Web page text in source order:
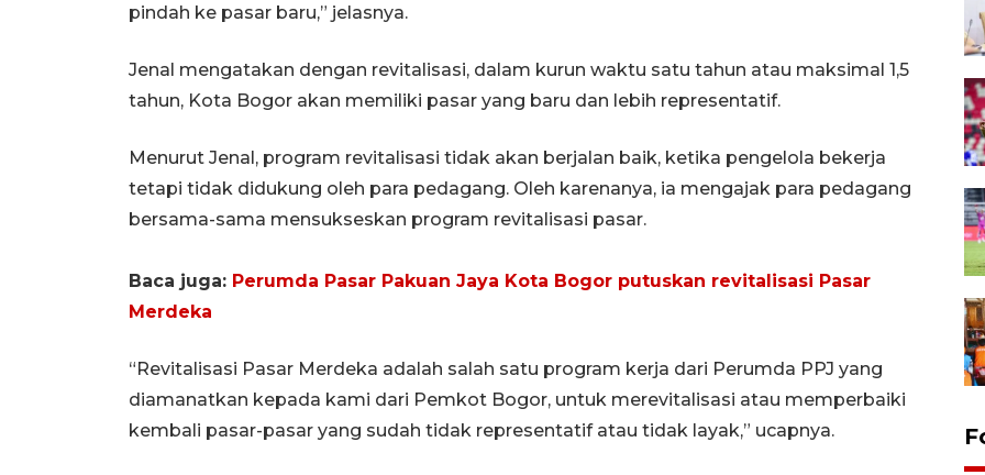
pindah ke pasar baru,” jelasnya.
Jenal mengatakan dengan revitalisasi, dalam kurun waktu satu tahun atau maksimal 1,5
tahun, Kota Bogor akan memiliki pasar yang baru dan lebih representatif.
Menurut Jenal, program revitalisasi tidak akan berjalan baik, ketika pengelola bekerja
tetapi tidak didukung oleh para pedagang. Oleh karenanya, ia mengajak para pedagang
bersama-sama mensukseskan program revitalisasi pasar.
Baca juga: Perumda Pasar Pakuan Jaya Kota Bogor putuskan revitalisasi Pasar
Merdeka
“Revitalisasi Pasar Merdeka adalah salah satu program kerja dari Perumda PPJ yang
diamanatkan kepada kami dari Pemkot Bogor, untuk merevitalisasi atau memperbaiki
kembali pasar-pasar yang sudah tidak representatif atau tidak layak,” ucapnya.